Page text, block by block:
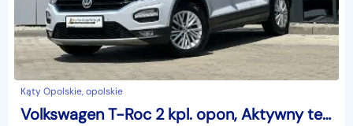
Kąty Opolskie, opolskie
Volkswagen T-Roc 2 kpl. opon, Aktywny tempomat, Climatronic, LED, Alu, GWARANCJA Serw